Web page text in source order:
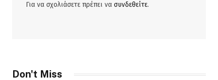
Για να σχολιάσετε πρέπει να συνδεθείτε.
Don't Miss